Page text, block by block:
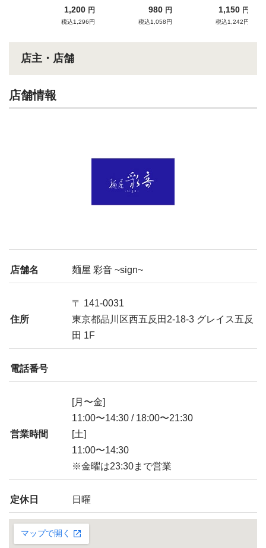
1,200 円
税込1,296円
980 円
税込1,058円
1,150 円
税込1,242円
店主・店舗
店舗情報
店舗名 麺屋 彩音 ~sign~
住所
〒 141-0031
東京都品川区西五反田2-18-3 グレイス五反
田 1F
電話番号
営業時間
[月〜金]
11:00〜14:30 / 18:00〜21:30
[土]
11:00〜14:30
※金曜は23:30まで営業
定休日 日曜